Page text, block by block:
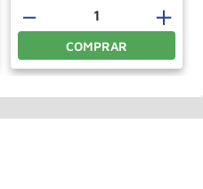
＋
－
COMPRAR